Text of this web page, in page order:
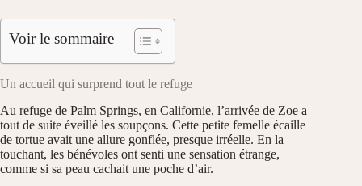
Voir le sommaire
Un accueil qui surprend tout le refuge
Au refuge de Palm Springs, en Californie, l’arrivée de Zoe a
tout de suite éveillé les soupçons. Cette petite femelle écaille
de tortue avait une allure gonflée, presque irréelle. En la
touchant, les bénévoles ont senti une sensation étrange,
comme si sa peau cachait une poche d’air.